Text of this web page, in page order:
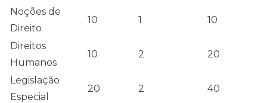
Noções de
Direito
10 1 10
Direitos
Humanos
10 2 20
Legislação
Especial
20 2 40